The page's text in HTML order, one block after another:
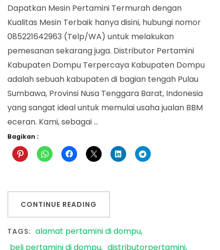
Dompu
Dapatkan Mesin Pertamini Termurah dengan
Kualitas Mesin Terbaik hanya disini, hubungi nomor
085221642963 (Telp/WA) untuk melakukan
pemesanan sekarang juga. Distributor Pertamini
Kabupaten Dompu Terpercaya Kabupaten Dompu
adalah sebuah kabupaten di bagian tengah Pulau
Sumbawa, Provinsi Nusa Tenggara Barat, Indonesia
yang sangat ideal untuk memulai usaha jualan BBM
eceran. Kami, sebagai …
Bagikan :
CONTINUE READING
TAGS: alamat pertamini di dompu
beli pertamini di dompu distributorpertamini